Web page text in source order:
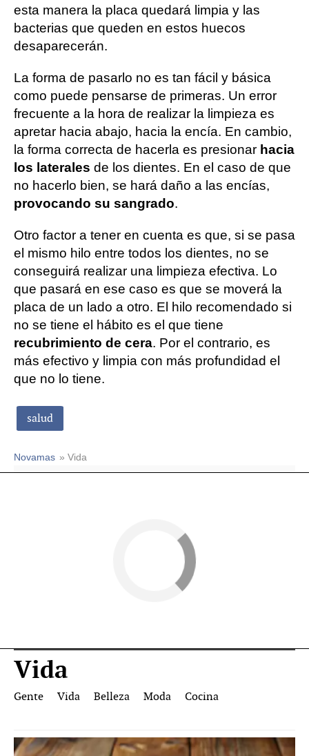
esta manera la placa quedará limpia y las
bacterias que queden en estos huecos
desaparecerán.
La forma de pasarlo no es tan fácil y básica
como puede pensarse de primeras. Un error
frecuente a la hora de realizar la limpieza es
apretar hacia abajo, hacia la encía. En cambio,
la forma correcta de hacerla es presionar hacia
los laterales de los dientes. En el caso de que
no hacerlo bien, se hará daño a las encías,
provocando su sangrado.
Otro factor a tener en cuenta es que, si se pasa
el mismo hilo entre todos los dientes, no se
conseguirá realizar una limpieza efectiva. Lo
que pasará en ese caso es que se moverá la
placa de un lado a otro. El hilo recomendado si
no se tiene el hábito es el que tiene
recubrimiento de cera. Por el contrario, es
más efectivo y limpia con más profundidad el
que no lo tiene.
salud
Novamas » Vida
Vida
Gente Vida Belleza Moda Cocina